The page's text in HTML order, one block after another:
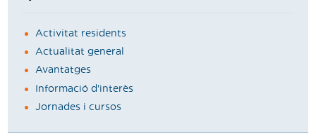
Activitat residents
Actualitat general
Avantatges
Informació d'interès
Jornades i cursos